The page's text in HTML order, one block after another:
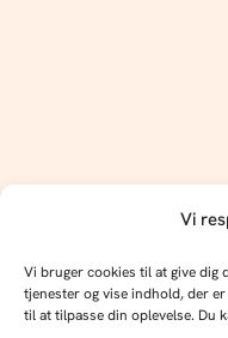
Vi
Vi bruger cookies til at give dig
tjenester og vise indhold, der
til at tilpasse din oplevelse. Du